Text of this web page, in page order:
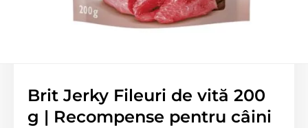
Brit Jerky Fileuri de vită 200
g | Recompense pentru câini